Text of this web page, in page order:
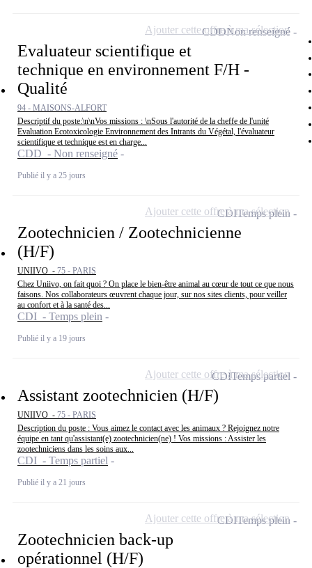
Evaluateur scientifique et
technique en environnement F/H -
Qualité
94 - MAISONS-ALFORT
Descriptif du poste:\n\nVos missions : \nSous l'autorité de la cheffe de l'unité
Evaluation Ecotoxicologie Environnement des Intrants du Végétal, l'évaluateur
scientifique et technique est en charge...
CDD - Non renseigné
Publié il y a 25 jours
CDDNon renseigné
Ajouter cette offre à ma sélection
Zootechnicien / Zootechnicienne
(H/F)
UNIIVO - 75 - PARIS
Chez Uniivo, on fait quoi ? On place le bien-être animal au cœur de tout ce que nous
faisons. Nos collaborateurs œuvrent chaque jour, sur nos sites clients, pour veiller
au confort et à la santé des...
CDI - Temps plein
Publié il y a 19 jours
CDITemps plein
Ajouter cette offre à ma sélection
Assistant zootechnicien (H/F)
UNIIVO - 75 - PARIS
Description du poste : Vous aimez le contact avec les animaux ? Rejoignez notre
équipe en tant qu'assistant(e) zootechnicien(ne) ! Vos missions : Assister les
zootechniciens dans les soins aux...
CDI - Temps partiel
Publié il y a 21 jours
CDITemps partiel
Ajouter cette offre à ma sélection
Zootechnicien back-up
opérationnel (H/F)
CDITemps plein
Ajouter cette offre à ma sélection